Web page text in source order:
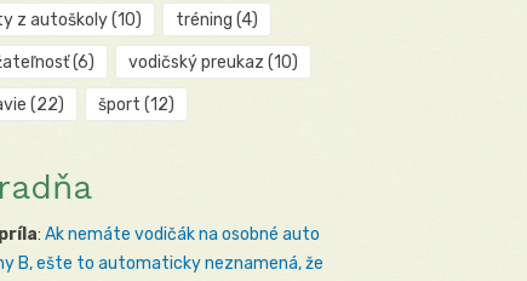
z autoškoly(10) tréning (4)
(6) vodičský preukaz (10)
(22) šport (12)
: Ak nemáte vodičák na osobné auto
B, ešte to automaticky neznamená, že